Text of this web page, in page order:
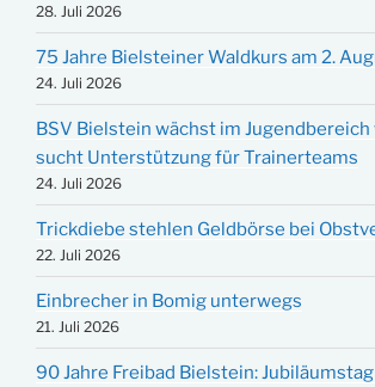
28. Juli 2026
75 Jahre Bielsteiner Waldkurs am 2.
24. Juli 2026
BSV Bielstein wächst im
sucht Unterstützung für Trainerteams
24. Juli 2026
Trickdiebe stehlen Geldbörse bei
22. Juli 2026
Einbrecher in Bomig unterwegs
21. Juli 2026
90 Jahre Freibad Bielstein: